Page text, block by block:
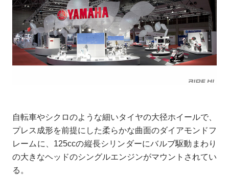
自転車やシクロのような細いタイヤの大径ホイールで、
プレス成形を前提にした柔らかな曲面のダイアモンドフ
レームに、125ccの縦長シリンダーにバルブ駆動まわり
の大きなヘッドのシングルエンジンがマウントされてい
る。